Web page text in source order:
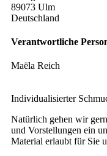
89073 Ulm
Deutschland
Verantwortliche
Maëla Reich
Individualisierter
Natürlich gehen wir
und Vorstellungen ein
Material erlaubt für Sie